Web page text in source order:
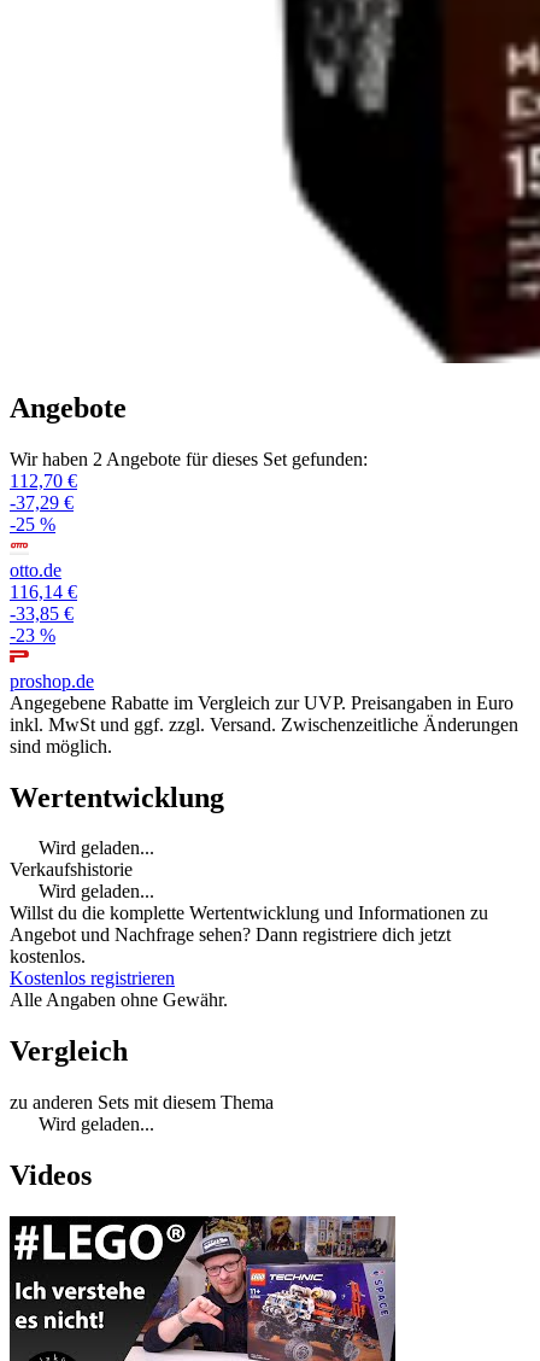
Angebote
Wir haben 2 Angebote für dieses Set gefunden:
112,70 €
-37,29 €
-25 %
otto.de
116,14 €
-33,85 €
-23 %
proshop.de
Angegebene Rabatte im Vergleich zur UVP. Preisangaben in Euro
inkl. MwSt und ggf. zzgl. Versand. Zwischenzeitliche Änderungen
sind möglich.
Wertentwicklung
Wird geladen...
Verkaufshistorie
Wird geladen...
Willst du die komplette Wertentwicklung und Informationen zu
Angebot und Nachfrage sehen? Dann registriere dich jetzt
kostenlos.
Kostenlos registrieren
Alle Angaben ohne Gewähr.
Vergleich
zu anderen Sets mit diesem Thema
Wird geladen...
Videos